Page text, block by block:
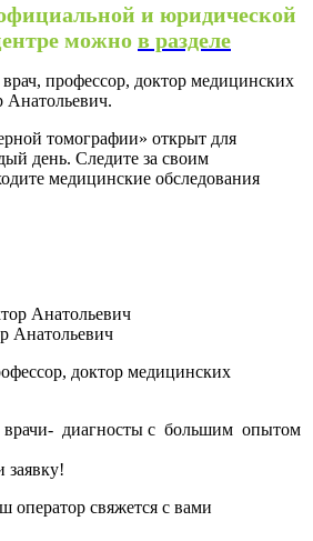
и юридической
можно в разделе
профессор, доктор медицинских
томографии» открыт для
день. Следите за своим
медицинские обследования
Анатольевич
доктор медицинских
диагносты с большим опытом
свяжется с вами